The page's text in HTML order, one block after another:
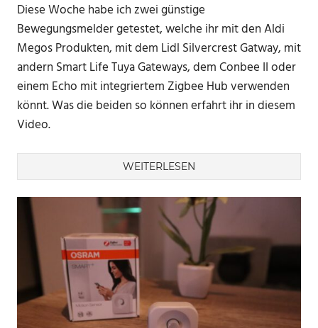
Diese Woche habe ich zwei günstige
Bewegungsmelder getestet, welche ihr mit den Aldi
Megos Produkten, mit dem Lidl Silvercrest Gatway, mit
andern Smart Life Tuya Gateways, dem Conbee II oder
einem Echo mit integriertem Zigbee Hub verwenden
könnt. Was die beiden so können erfahrt ihr in diesem
Video.
WEITERLESEN